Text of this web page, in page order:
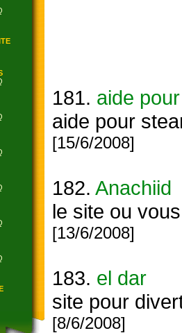
181. aide
aide pour
[15/6/2008]
182. Anachiid
le site ou
[13/6/2008]
183. el dar
site pour
[8/6/2008]